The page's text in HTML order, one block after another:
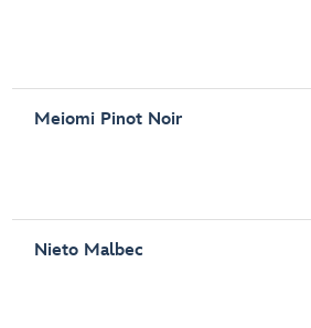
Meiomi Pinot Noir
Nieto Malbec